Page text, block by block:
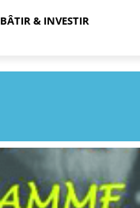
BÂTIR & INVESTIR